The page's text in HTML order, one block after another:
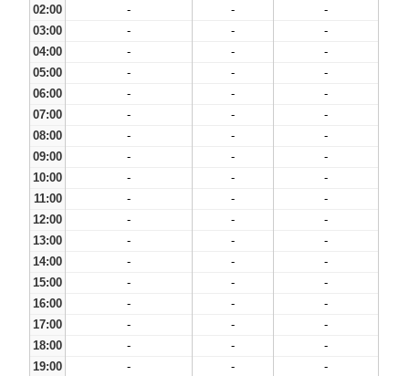
02:00
- -
-
03:00
- -
-
04:00
- -
-
05:00
- -
-
06:00
- -
-
07:00
- -
-
08:00
- -
-
09:00
- -
-
10:00
- -
-
11:00
- -
-
12:00
- -
-
13:00
- -
-
14:00
- -
-
15:00
- -
-
16:00
- -
-
17:00
- -
-
18:00
- -
-
19:00
- -
-